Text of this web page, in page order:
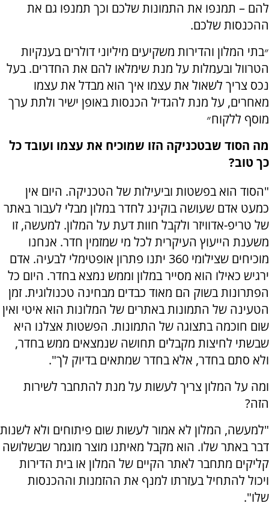
להם – תמנפו את התמונות שלכם וכך תמנפו גם את
ההכנסות שלכם.
״בתי המלון והדירות משקיעים מיליוני דולרים בענקיות
הטרוול ובעמלות על מנת שימלאו להם את החדרים. בעל
נכס צריך לשאול את עצמו איך הוא מבדל את עצמו
מאחרים, על מנת להגדיל הכנסות באופן ישיר ולתת ערך
מוסף ללקוח״
מה הסוד שבטכניקה הזו שמוכיח את עצמו ועובד כל
כך טוב?
"הסוד הוא בפשטות וביעילות של הטכניקה. היום אין
כמעט אדם שעושה בוקינג לחדר במלון מבלי לעבור באתר
של טריפ-אדוויזר ולקבל חוות דעת על המלון. למעשה, זו
משענת הייעוץ העיקרית לכל מי שמזמין חדר. אנחנו
מוכיחים שצילומי 360 יתנו פתרון אופטימלי לבעיה. אדם
ירגיש כאילו הוא מסייר במלון וממש נמצא בחדר. היום כל
הפתרונות בשוק הם מאוד כבדים מבחינה טכנולוגית. זמן
הטעינה של התמונות באתרים של המלונות הוא איטי ואין
שום חוכמה בתצוגה של התמונות. הפשטות אצלנו היא
שבשתי לחיצות מקבלים תחושה שנמצאים ממש בחדר,
ולא סתם בחדר, אלא בחדר שמתאים בדיוק לך".
ומה על המלון צריך לעשות על מנת להתחבר לשירות
הזה?
"למעשה, המלון לא אמור לעשות שום פיתוחים ולא לשנות
דבר באתר שלו. הוא מקבל מאיתנו מוצר מוגמר שבשלושה
קליקים מתחבר לאתר הקיים של המלון או בית הדירות
ויכול להתחיל בעזרתו למנף את ההזמנות וההכנסות
שלו".